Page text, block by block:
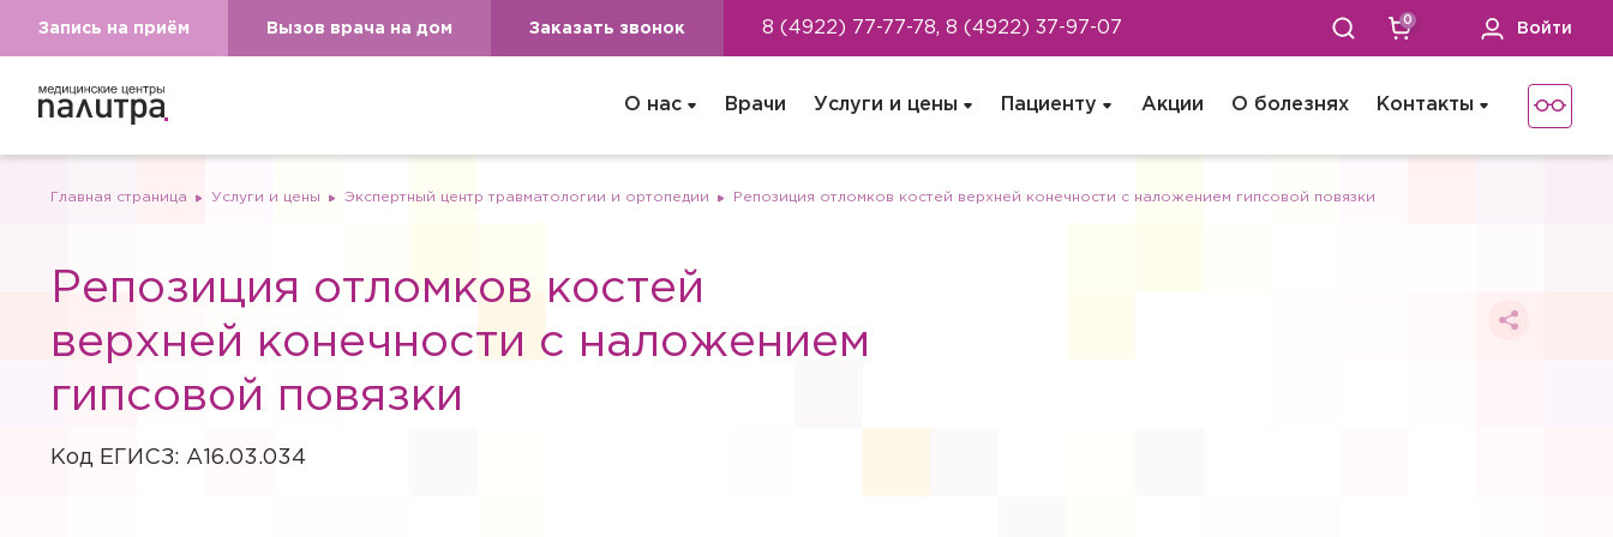
Запись на приём Вызов врача на дом Заказать звонок 8 (4922) 77-77-78, 8 (4922) 37-97-07 0
Войти
О нас Врачи Услуги и цены Пациенту Акции О болезнях Контакты
Главная страница Услуги и цены Экспертный центр травматологии и ортопедии Репозиция отломков костей верхней конечности с наложением гипсовой повязки
Репозиция отломков костей
верхней конечности с наложением
гипсовой повязки
Код ЕГИСЗ: A16.03.034